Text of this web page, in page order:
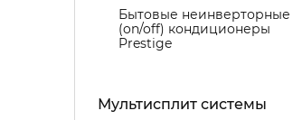
Бытовые неинверторные
(on/off) кондиционеры
Prestige
Мультисплит системы